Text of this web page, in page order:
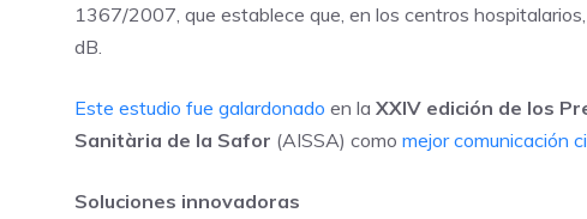
1367/2007, que establece que, en los centros
dB.
Este estudio fue galardonado en la XXIV edición de los
Sanitària de la Safor (AISSA) como mejor comunicación
Soluciones innovadoras